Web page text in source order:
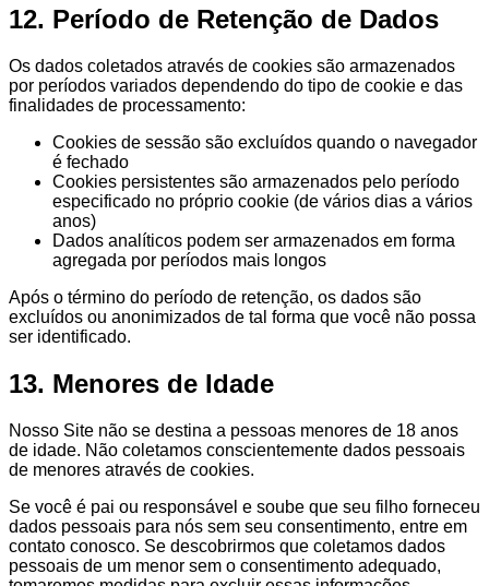
12. Período de Retenção de Dados
Os dados coletados através de cookies são armazenados
por períodos variados dependendo do tipo de cookie e das
finalidades de processamento:
Cookies de sessão são excluídos quando o navegador
é fechado
Cookies persistentes são armazenados pelo período
especificado no próprio cookie (de vários dias a vários
anos)
Dados analíticos podem ser armazenados em forma
agregada por períodos mais longos
Após o término do período de retenção, os dados são
excluídos ou anonimizados de tal forma que você não possa
ser identificado.
13. Menores de Idade
Nosso Site não se destina a pessoas menores de 18 anos
de idade. Não coletamos conscientemente dados pessoais
de menores através de cookies.
Se você é pai ou responsável e soube que seu filho forneceu
dados pessoais para nós sem seu consentimento, entre em
contato conosco. Se descobrirmos que coletamos dados
pessoais de um menor sem o consentimento adequado,